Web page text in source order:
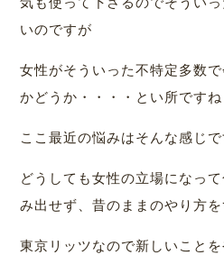
いのですが
女性がそういった不特定多数
かどうか・・・・とい所ですね
ここ最近の悩みはそんな感じで
どうしても女性の立場になっ
み出せず、昔のままのやり方
東京リッツなので新しいこと